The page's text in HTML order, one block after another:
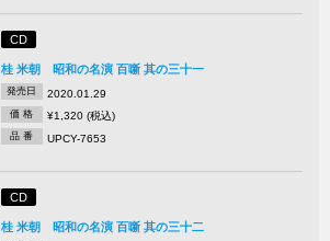
CD
桂 米朝 昭和の名演 百噺 其の三十一
発売日 2020.01.29
価 格 ¥1,320 (税込)
品 番 UPCY-7653
CD
桂 米朝 昭和の名演 百噺 其の三十二